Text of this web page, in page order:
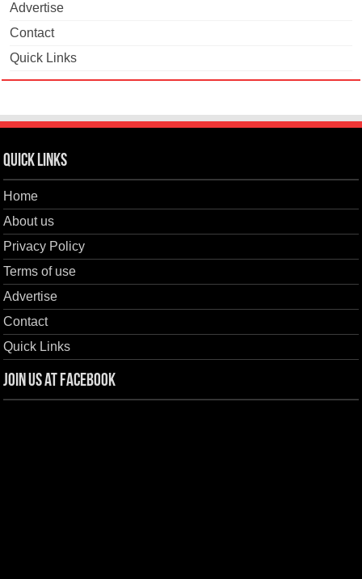
Advertise
Contact
Quick Links
Quick Links
Home
About us
Privacy Policy
Terms of use
Advertise
Contact
Quick Links
Join us at Facebook